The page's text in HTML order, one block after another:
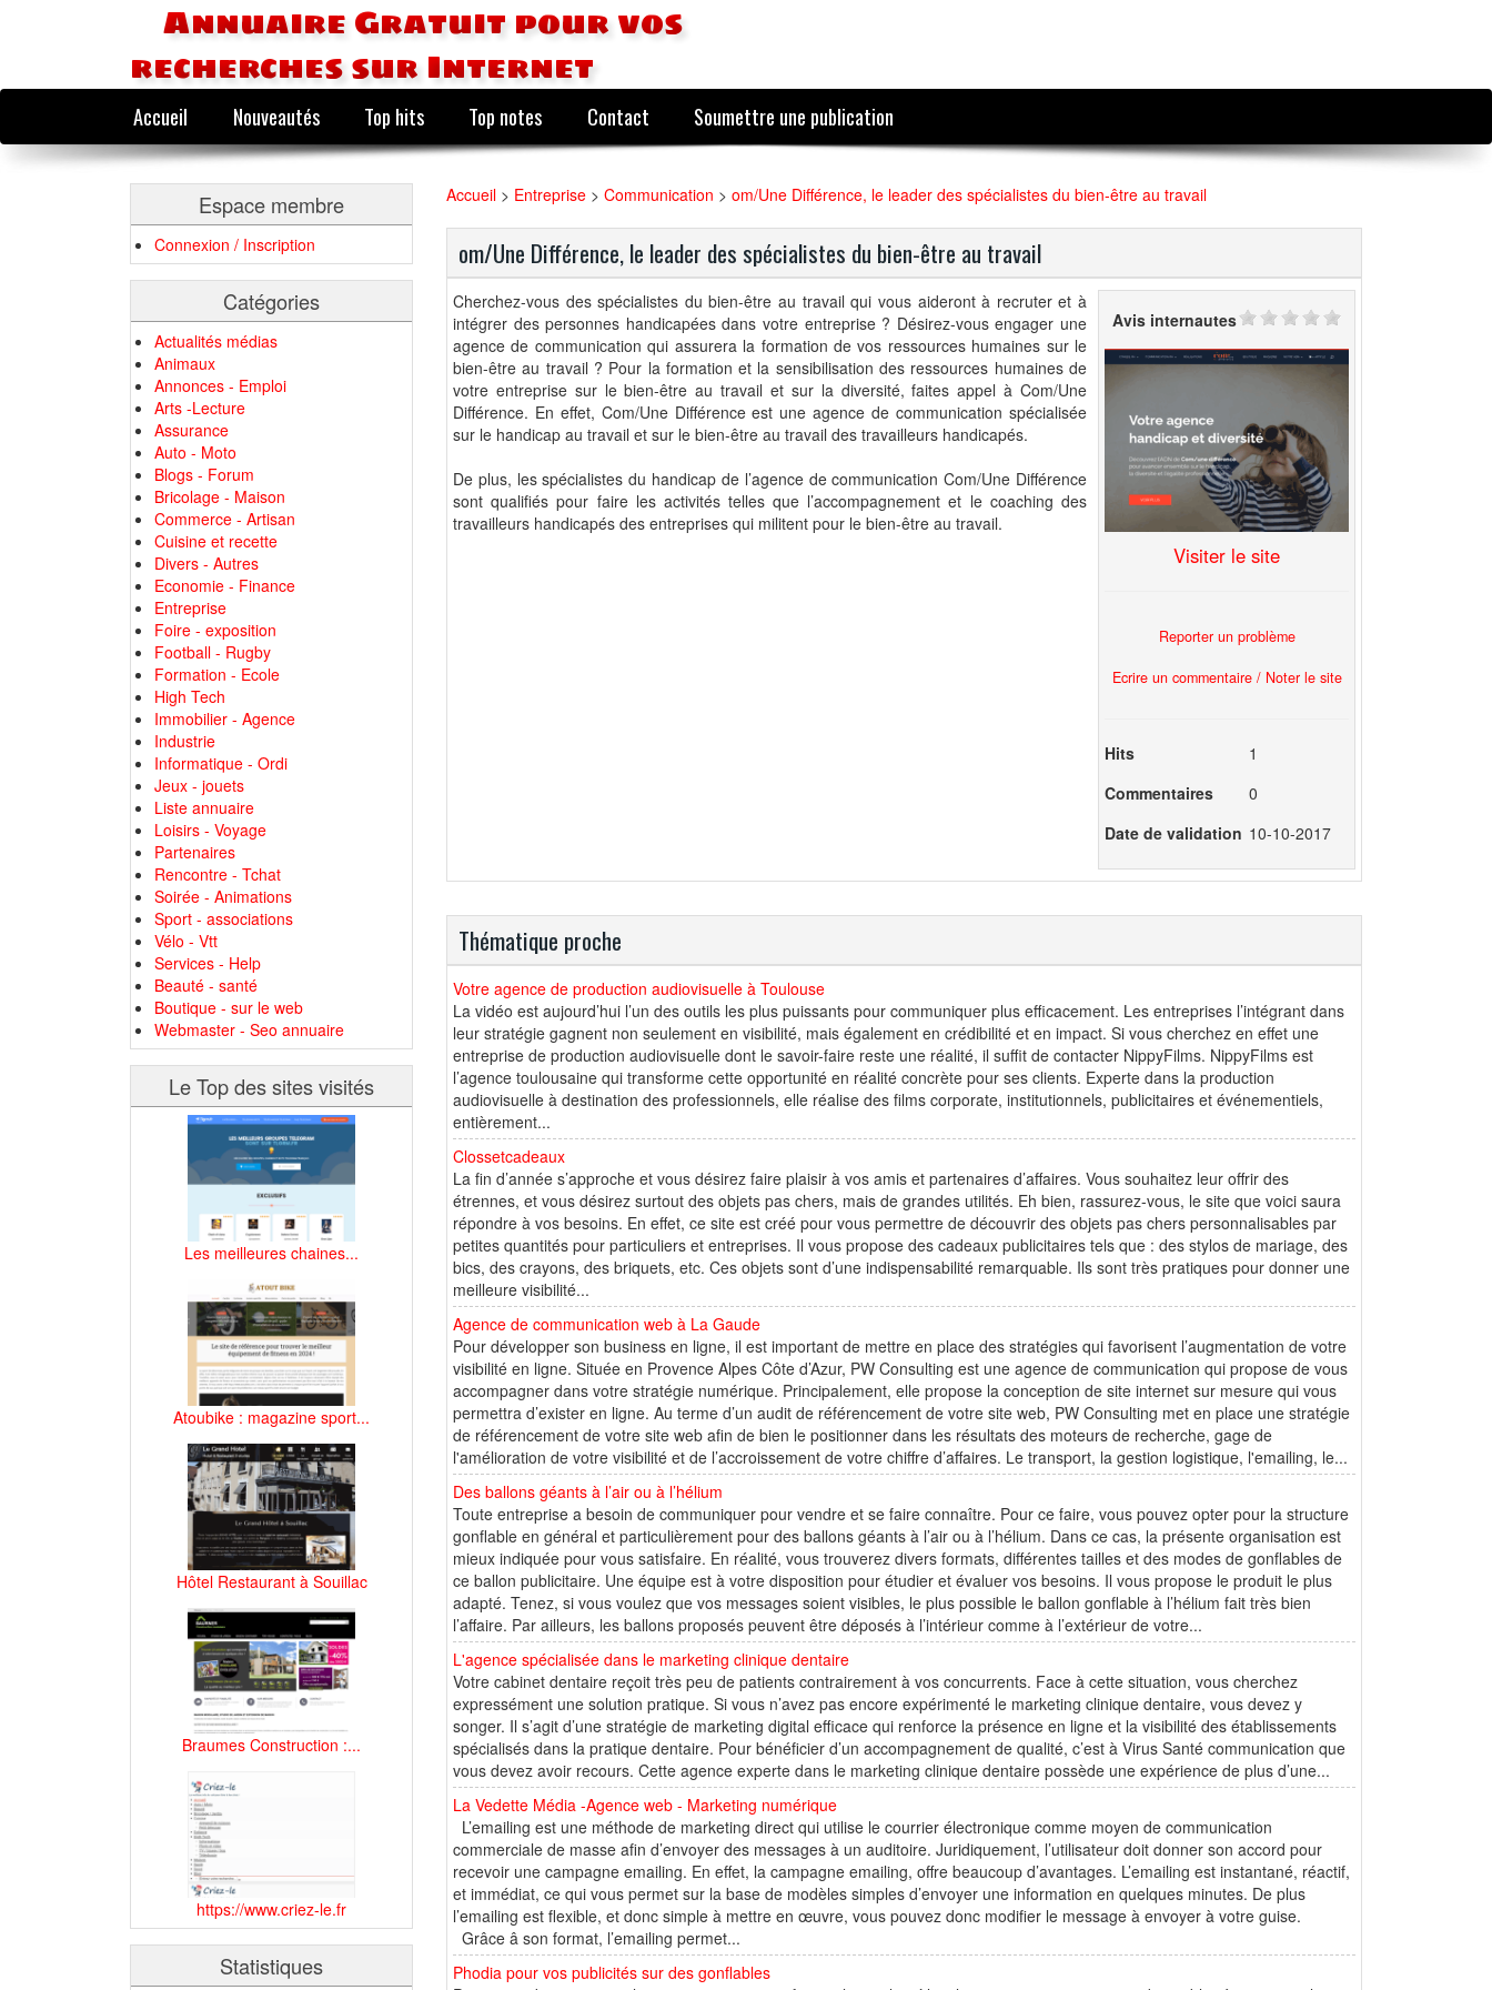
Annuaire Gratuit pour vos
recherches sur Internet
Accueil Nouveautés Top hits Top notes Contact Soumettre une publication
Espace membre
Connexion / Inscription
Catégories
Actualités médias
Animaux
Annonces - Emploi
Arts -Lecture
Assurance
Auto - Moto
Blogs - Forum
Bricolage - Maison
Commerce - Artisan
Cuisine et recette
Divers - Autres
Economie - Finance
Entreprise
Foire - exposition
Football - Rugby
Formation - Ecole
High Tech
Immobilier - Agence
Industrie
Informatique - Ordi
Jeux - jouets
Liste annuaire
Loisirs - Voyage
Partenaires
Rencontre - Tchat
Soirée - Animations
Sport - associations
Vélo - Vtt
Services - Help
Beauté - santé
Boutique - sur le web
Webmaster - Seo annuaire
Le Top des sites visités
Les meilleures chaines...
Atoubike : magazine sport...
Hôtel Restaurant à Souillac
Braumes Construction :...
https://www.criez-le.fr
Statistiques
Accueil > Entreprise > Communication > om/Une Différence, le leader des spécialistes du bien-être au travail
om/Une Différence, le leader des spécialistes du bien-être au travail
Cherchez-vous des spécialistes du bien-être au travail qui vous aideront à recruter et à
intégrer des personnes handicapées dans votre entreprise ? Désirez-vous engager une
agence de communication qui assurera la formation de vos ressources humaines sur le
bien-être au travail ? Pour la formation et la sensibilisation des ressources humaines de
votre entreprise sur le bien-être au travail et sur la diversité, faites appel à Com/Une
Différence. En effet, Com/Une Différence est une agence de communication spécialisée
sur le handicap au travail et sur le bien-être au travail des travailleurs handicapés.
De plus, les spécialistes du handicap de l’agence de communication Com/Une Différence
sont qualifiés pour faire les activités telles que l’accompagnement et le coaching des
travailleurs handicapés des entreprises qui militent pour le bien-être au travail.
Avis internautes
Visiter le site
Reporter un problème
Ecrire un commentaire / Noter le site
Hits
1
Commentaires
0
Date de validation 10-10-2017
Thématique proche
Votre agence de production audiovisuelle à Toulouse
La vidéo est aujourd’hui l’un des outils les plus puissants pour communiquer plus efficacement. Les entreprises l’intégrant dans
leur stratégie gagnent non seulement en visibilité, mais également en crédibilité et en impact. Si vous cherchez en effet une
entreprise de production audiovisuelle dont le savoir-faire reste une réalité, il suffit de contacter NippyFilms. NippyFilms est
l’agence toulousaine qui transforme cette opportunité en réalité concrète pour ses clients. Experte dans la production
audiovisuelle à destination des professionnels, elle réalise des films corporate, institutionnels, publicitaires et événementiels,
entièrement...
Clossetcadeaux
La fin d’année s’approche et vous désirez faire plaisir à vos amis et partenaires d’affaires. Vous souhaitez leur offrir des
étrennes, et vous désirez surtout des objets pas chers, mais de grandes utilités. Eh bien, rassurez-vous, le site que voici saura
répondre à vos besoins. En effet, ce site est créé pour vous permettre de découvrir des objets pas chers personnalisables par
petites quantités pour particuliers et entreprises. Il vous propose des cadeaux publicitaires tels que : des stylos de mariage, des
bics, des crayons, des briquets, etc. Ces objets sont d’une indispensabilité remarquable. Ils sont très pratiques pour donner une
meilleure visibilité...
Agence de communication web à La Gaude
Pour développer son business en ligne, il est important de mettre en place des stratégies qui favorisent l’augmentation de votre
visibilité en ligne. Située en Provence Alpes Côte d’Azur, PW Consulting est une agence de communication qui propose de vous
accompagner dans votre stratégie numérique. Principalement, elle propose la conception de site internet sur mesure qui vous
permettra d’exister en ligne. Au terme d’un audit de référencement de votre site web, PW Consulting met en place une stratégie
de référencement de votre site web afin de bien le positionner dans les résultats des moteurs de recherche, gage de
l'amélioration de votre visibilité et de l’accroissement de votre chiffre d’affaires. Le transport, la gestion logistique, l'emailing, le...
Des ballons géants à l’air ou à l’hélium
Toute entreprise a besoin de communiquer pour vendre et se faire connaître. Pour ce faire, vous pouvez opter pour la structure
gonflable en général et particulièrement pour des ballons géants à l’air ou à l’hélium. Dans ce cas, la présente organisation est
mieux indiquée pour vous satisfaire. En réalité, vous trouverez divers formats, différentes tailles et des modes de gonflables de
ce ballon publicitaire. Une équipe est à votre disposition pour étudier et évaluer vos besoins. Il vous propose le produit le plus
adapté. Tenez, si vous voulez que vos messages soient visibles, le plus possible le ballon gonflable à l’hélium fait très bien
l’affaire. Par ailleurs, les ballons proposés peuvent être déposés à l’intérieur comme à l’extérieur de votre...
L'agence spécialisée dans le marketing clinique dentaire
Votre cabinet dentaire reçoit très peu de patients contrairement à vos concurrents. Face à cette situation, vous cherchez
expressément une solution pratique. Si vous n’avez pas encore expérimenté le marketing clinique dentaire, vous devez y
songer. Il s’agit d’une stratégie de marketing digital efficace qui renforce la présence en ligne et la visibilité des établissements
spécialisés dans la pratique dentaire. Pour bénéficier d’un accompagnement de qualité, c’est à Virus Santé communication que
vous devez avoir recours. Cette agence experte dans le marketing clinique dentaire possède une expérience de plus d’une...
La Vedette Média -Agence web - Marketing numérique
L’emailing est une méthode de marketing direct qui utilise le courrier électronique comme moyen de communication
commerciale de masse afin d’envoyer des messages à un auditoire. Juridiquement, l’utilisateur doit donner son accord pour
recevoir une campagne emailing. En effet, la campagne emailing, offre beaucoup d’avantages. L’emailing est instantané, réactif,
et immédiat, ce qui vous permet sur la base de modèles simples d’envoyer une information en quelques minutes. De plus
l’emailing est flexible, et donc simple à mettre en œuvre, vous pouvez donc modifier le message à envoyer à votre guise.
Grâce â son format, l’emailing permet...
Phodia pour vos publicités sur des gonflables